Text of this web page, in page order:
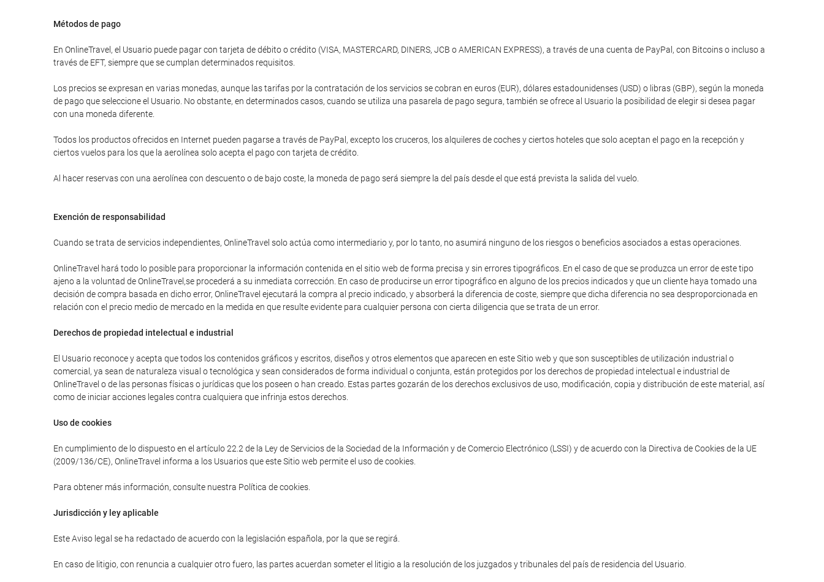
Métodos de pago
En OnlineTravel, el Usuario puede pagar con tarjeta de débito o crédito (VISA, MASTERCARD, DINERS, JCB o AMERICAN EXPRESS), a través de una cuenta de PayPal, con Bitcoins o incluso a
través de EFT, siempre que se cumplan determinados requisitos.
Los precios se expresan en varias monedas, aunque las tarifas por la contratación de los servicios se cobran en euros (EUR), dólares estadounidenses (USD) o libras (GBP), según la moneda
de pago que seleccione el Usuario. No obstante, en determinados casos, cuando se utiliza una pasarela de pago segura, también se ofrece al Usuario la posibilidad de elegir si desea pagar
con una moneda diferente.
Todos los productos ofrecidos en Internet pueden pagarse a través de PayPal, excepto los cruceros, los alquileres de coches y ciertos hoteles que solo aceptan el pago en la recepción y
ciertos vuelos para los que la aerolínea solo acepta el pago con tarjeta de crédito.
Al hacer reservas con una aerolínea con descuento o de bajo coste, la moneda de pago será siempre la del país desde el que está prevista la salida del vuelo.
Exención de responsabilidad
Cuando se trata de servicios independientes, OnlineTravel solo actúa como intermediario y, por lo tanto, no asumirá ninguno de los riesgos o beneficios asociados a estas operaciones.
OnlineTravel hará todo lo posible para proporcionar la información contenida en el sitio web de forma precisa y sin errores tipográficos. En el caso de que se produzca un error de este tipo
ajeno a la voluntad de OnlineTravel,se procederá a su inmediata corrección. En caso de producirse un error tipográfico en alguno de los precios indicados y que un cliente haya tomado una
decisión de compra basada en dicho error, OnlineTravel ejecutará la compra al precio indicado, y absorberá la diferencia de coste, siempre que dicha diferencia no sea desproporcionada en
relación con el precio medio de mercado en la medida en que resulte evidente para cualquier persona con cierta diligencia que se trata de un error.
Derechos de propiedad intelectual e industrial
El Usuario reconoce y acepta que todos los contenidos gráficos y escritos, diseños y otros elementos que aparecen en este Sitio web y que son susceptibles de utilización industrial o
comercial, ya sean de naturaleza visual o tecnológica y sean considerados de forma individual o conjunta, están protegidos por los derechos de propiedad intelectual e industrial de
OnlineTravel o de las personas físicas o jurídicas que los poseen o han creado. Estas partes gozarán de los derechos exclusivos de uso, modificación, copia y distribución de este material, así
como de iniciar acciones legales contra cualquiera que infrinja estos derechos.
Uso de cookies
En cumplimiento de lo dispuesto en el artículo 22.2 de la Ley de Servicios de la Sociedad de la Información y de Comercio Electrónico (LSSI) y de acuerdo con la Directiva de Cookies de la UE
(2009/136/CE), OnlineTravel informa a los Usuarios que este Sitio web permite el uso de cookies.
Para obtener más información, consulte nuestra Política de cookies.
Jurisdicción y ley aplicable
Este Aviso legal se ha redactado de acuerdo con la legislación española, por la que se regirá.
En caso de litigio, con renuncia a cualquier otro fuero, las partes acuerdan someter el litigio a la resolución de los juzgados y tribunales del país de residencia del Usuario.